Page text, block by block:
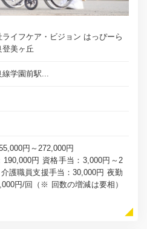
ライフケア・ビジョン はっぴーら
登美ヶ丘
学園前駅...
円～272,000円
190,000円 資格手当：3,000円～2
護職員支援手当：30,000円 夜勤
円/回（※ 回数の増減は要相）